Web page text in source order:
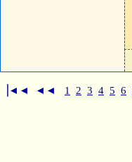
▕◄◄ ◄◄ 1 2 3 4 5 6